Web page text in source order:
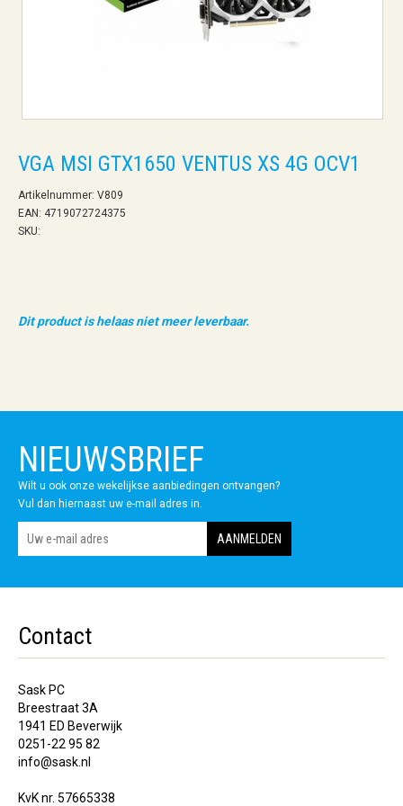
VGA MSI GTX1650 VENTUS XS 4G OCV1
Artikelnummer: V809
EAN: 4719072724375
SKU:
Dit product is helaas niet meer leverbaar.
NIEUWSBRIEF
Wilt u ook onze wekelijkse aanbiedingen ontvangen?
Vul dan hiernaast uw e-mail adres in.
Contact
Sask PC
Breestraat 3A
1941 ED Beverwijk
0251-22 95 82
info@sask.nl
KvK nr. 57665338